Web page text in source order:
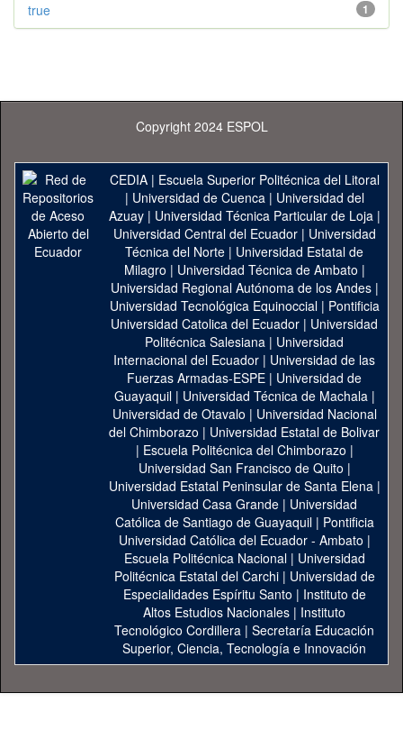
1
true
Copyright 2024 ESPOL
CEDIA| Escuela Superior Politécnica del Litoral
| Universidad de Cuenca| Universidad del
Azuay| Universidad Técnica Particular de Loja|
Universidad Central del Ecuador| Universidad
Técnica del Norte | Universidad Estatal de
Milagro | Universidad Técnica de Ambato |
Universidad Regional Autónoma de los Andes|
Universidad Tecnológica Equinoccial| Pontificia
Universidad Catolica del Ecuador | Universidad
Politécnica Salesiana | Universidad
Internacional del Ecuador | Universidad de las
Fuerzas Armadas-ESPE | Universidad de
Guayaquil| Universidad Técnica de Machala|
Universidad de Otavalo | Universidad Nacional
del Chimborazo | Universidad Estatal de Bolivar
| Escuela Politécnica del Chimborazo |
Universidad San Francisco de Quito |
Universidad Estatal Peninsular de Santa Elena|
Universidad Casa Grande | Universidad
Católica de Santiago de Guayaquil| Pontificia
Universidad Católica del Ecuador - Ambato |
Escuela Politécnica Nacional| Universidad
Politécnica Estatal del Carchi| Universidad de
Especialidades Espíritu Santo | Instituto de
Altos Estudios Nacionales | Instituto
Tecnológico Cordillera | Secretaría Educación
Superior, Ciencia, Tecnología e Innovación